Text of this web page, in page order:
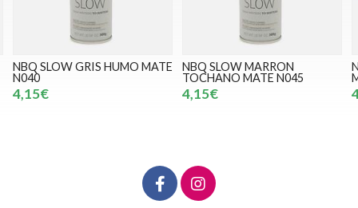
NBQ SLOW GRIS HUMO MATE
N040
4,15€
NBQ SLOW MARRON
TOCHANO MATE N045
4,15€